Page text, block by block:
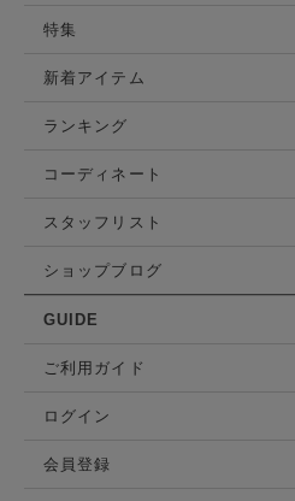
特集
新着アイテム
ランキング
コーディネート
スタッフリスト
ショップブログ
GUIDE
ご利用ガイド
ログイン
会員登録